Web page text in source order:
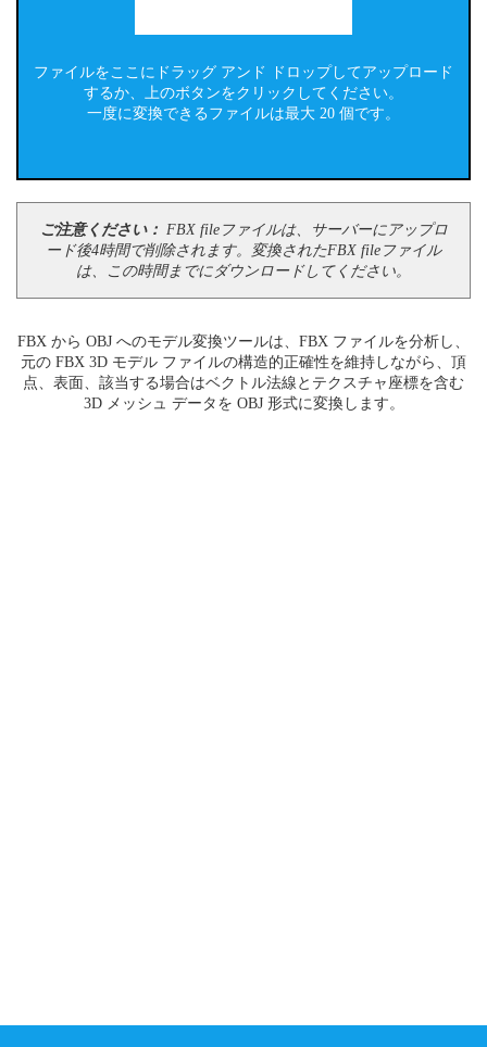
ファイルをここにドラッグ アンド ドロップしてアップロード
するか、上のボタンをクリックしてください。
一度に変換できるファイルは最大 20 個です。
ご注意ください： FBX fileファイルは、サーバーにアップロ
ード後4時間で削除されます。変換されたFBX fileファイル
は、この時間までにダウンロードしてください。
FBX から OBJ へのモデル変換ツールは、FBX ファイルを分析し、
元の FBX 3D モデル ファイルの構造的正確性を維持しながら、頂
点、表面、該当する場合はベクトル法線とテクスチャ座標を含む
3D メッシュ データを OBJ 形式に変換します。